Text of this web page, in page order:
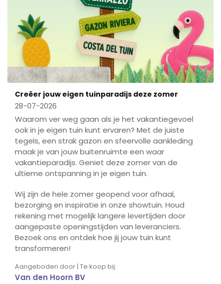
Creëer jouw eigen tuinparadijs deze zomer
28-07-2026
Waarom ver weg gaan als je het vakantiegevoel
ook in je eigen tuin kunt ervaren? Met de juiste
tegels, een strak gazon en sfeervolle aankleding
maak je van jouw buitenruimte een waar
vakantieparadijs. Geniet deze zomer van de
ultieme ontspanning in je eigen tuin.
Wij zijn de hele zomer geopend voor afhaal,
bezorging en inspiratie in onze showtuin. Houd
rekening met mogelijk langere levertijden door
aangepaste openingstijden van leveranciers.
Bezoek ons en ontdek hoe jij jouw tuin kunt
transformeren!
Aangeboden door | Te koop bij:
Van den Hoorn BV